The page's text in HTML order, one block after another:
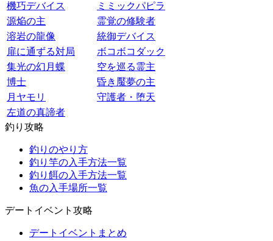
機巧デバイス
ミミックパピラ
源焔の主
霊覚の修験者
溶岩の龍像
統御デバイス
扉に通ずる対局
ボコボコダック
集光の幻月蝶
空を巡る霊主
博士
昏き魘夢の主
月ヤモリ
守護者・堕天
左道の真諦者
釣り攻略
釣りのやり方
釣り竿の入手方法一覧
釣り餌の入手方法一覧
魚の入手場所一覧
デートイベント攻略
デートイベントまとめ